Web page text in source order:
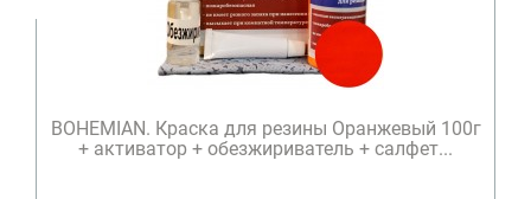
BOHEMIAN. Краска для резины Оранжевый 100г
+ активатор + обезжириватель + салфет...